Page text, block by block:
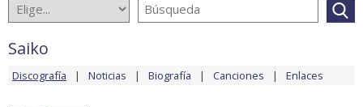
Saiko
Discografía Noticias Biografía Canciones Enlaces